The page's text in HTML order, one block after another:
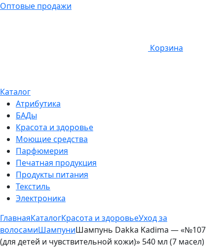
Оптовые продажи
Корзина
Каталог
Атрибутика
БАДы
Красота и здоровье
Моющие средства
Парфюмерия
Печатная продукция
Продукты питания
Текстиль
Электроника
ГлавнаяКаталогКрасота и здоровьеУход за
волосамиШампуниШампунь Dakka Kadima — «№107
(для детей и чувствительной кожи)» 540 мл (7 масел)